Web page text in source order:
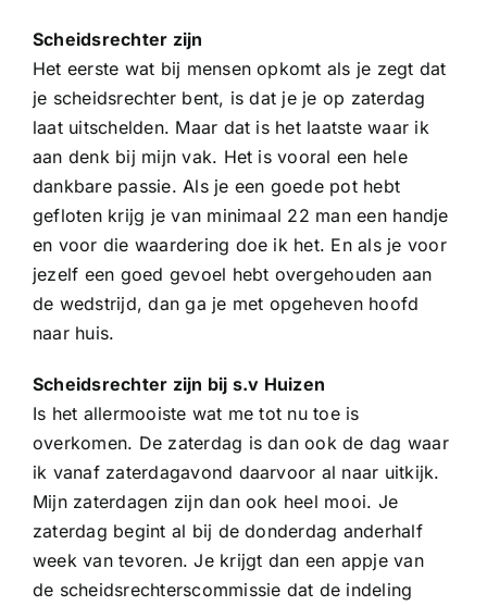
Commissies
ClubTV
Club van 100
Activiteiten
Business Club Zuyderzee
Scheidsrechter zijn
Het eerste wat bij mensen opkomt als je zegt dat
je scheidsrechter bent, is dat je je op zaterdag
laat uitschelden. Maar dat is het laatste waar ik
aan denk bij mijn vak. Het is vooral een hele
dankbare passie. Als je een goede pot hebt
gefloten krijg je van minimaal 22 man een handje
en voor die waardering doe ik het. En als je voor
jezelf een goed gevoel hebt overgehouden aan
de wedstrijd, dan ga je met opgeheven hoofd
naar huis.
Scheidsrechter zijn bij s.v Huizen
Is het allermooiste wat me tot nu toe is
overkomen. De zaterdag is dan ook de dag waar
ik vanaf zaterdagavond daarvoor al naar uitkijk.
Mijn zaterdagen zijn dan ook heel mooi. Je
zaterdag begint al bij de donderdag anderhalf
week van tevoren. Je krijgt dan een appje van
de scheidsrechterscommissie dat de indeling